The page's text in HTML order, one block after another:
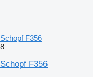
Schopf F356
8
Schopf F356